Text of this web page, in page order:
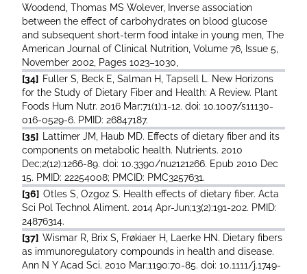
Woodend, Thomas MS Wolever, Inverse association
between the effect of carbohydrates on blood glucose
and subsequent short-term food intake in young men, The
American Journal of Clinical Nutrition, Volume 76, Issue 5,
November 2002, Pages 1023–1030,
[34] Fuller S, Beck E, Salman H, Tapsell L. New Horizons
for the Study of Dietary Fiber and Health: A Review. Plant
Foods Hum Nutr. 2016 Mar;71(1):1-12. doi: 10.1007/s11130-
016-0529-6. PMID: 26847187.
[35]
Lattimer JM, Haub MD. Effects of dietary fiber and its
components on metabolic health. Nutrients. 2010
Dec;2(12):1266-89. doi: 10.3390/nu2121266. Epub 2010 Dec
15. PMID: 22254008; PMCID: PMC3257631.
[36] Otles S, Ozgoz S. Health effects of dietary fiber. Acta
Sci Pol Technol Aliment. 2014 Apr-Jun;13(2):191-202. PMID:
24876314.
[37] Wismar R, Brix S, Frøkiaer H, Laerke HN. Dietary fibers
as immunoregulatory compounds in health and disease.
Ann N Y Acad Sci. 2010 Mar;1190:70-85. doi: 10.1111/j.1749-